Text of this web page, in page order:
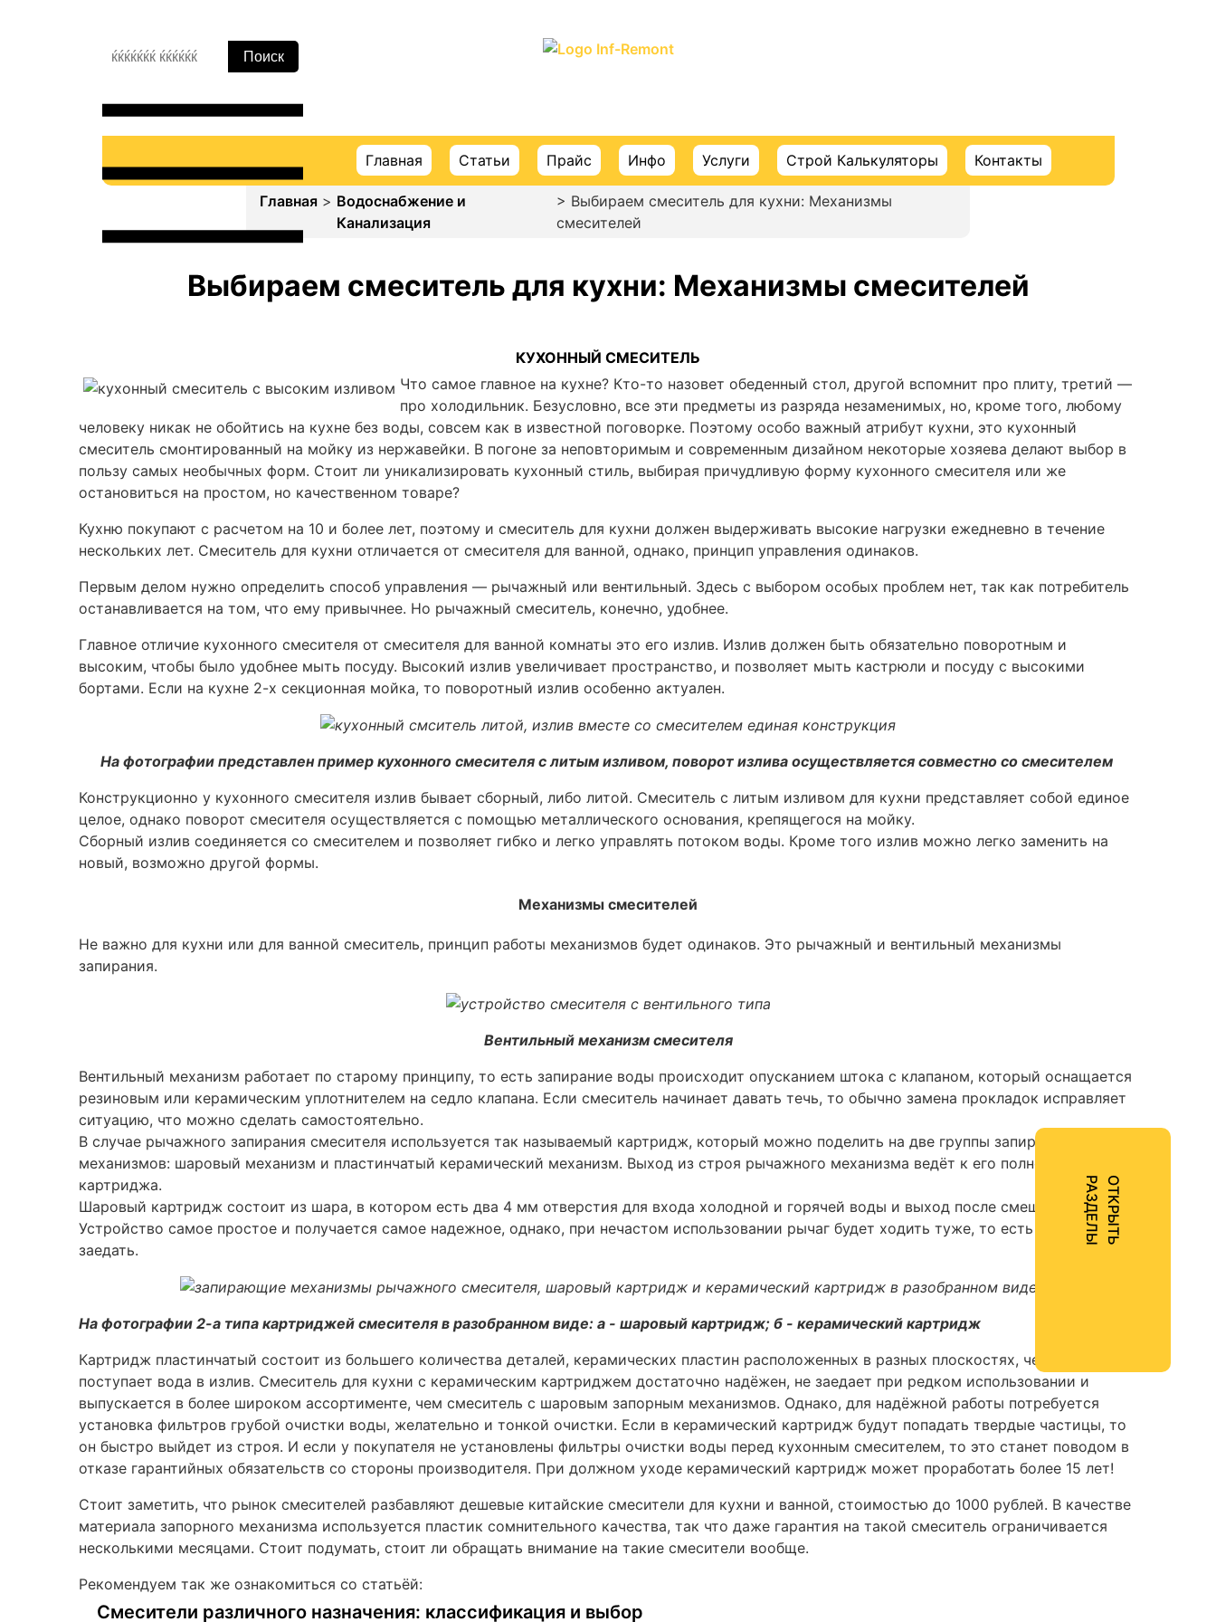
Главная Статьи Прайс Инфо Услуги Строй Калькуляторы Контакты
Главная > Водоснабжение и
Канализация
> Выбираем смеситель для кухни: Механизмы
смесителей
Выбираем смеситель для кухни: Механизмы смесителей
КУХОННЫЙ СМЕСИТЕЛЬ
Что самое главное на кухне? Кто-то назовет обеденный стол, другой вспомнит про плиту, третий —
про холодильник. Безусловно, все эти предметы из разряда незаменимых, но, кроме того, любому
человеку никак не обойтись на кухне без воды, совсем как в известной поговорке. Поэтому особо важный атрибут кухни, это кухонный
смеситель смонтированный на мойку из нержавейки. В погоне за неповторимым и современным дизайном некоторые хозяева делают выбор в
пользу самых необычных форм. Стоит ли уникализировать кухонный стиль, выбирая причудливую форму кухонного смесителя или же
остановиться на простом, но качественном товаре?
Кухню покупают с расчетом на 10 и более лет, поэтому и смеситель для кухни должен выдерживать высокие нагрузки ежедневно в течение
нескольких лет. Смеситель для кухни отличается от смесителя для ванной, однако, принцип управления одинаков.
Первым делом нужно определить способ управления — рычажный или вентильный. Здесь с выбором особых проблем нет, так как потребитель
останавливается на том, что ему привычнее. Но рычажный смеситель, конечно, удобнее.
Главное отличие кухонного смесителя от смесителя для ванной комнаты это его излив. Излив должен быть обязательно поворотным и
высоким, чтобы было удобнее мыть посуду. Высокий излив увеличивает пространство, и позволяет мыть кастрюли и посуду с высокими
бортами. Если на кухне 2-х секционная мойка, то поворотный излив особенно актуален.
На фотографии представлен пример кухонного смесителя с литым изливом, поворот излива осуществляется совместно со смесителем
Конструкционно у кухонного смесителя излив бывает сборный, либо литой. Смеситель с литым изливом для кухни представляет собой единое
целое, однако поворот смесителя осуществляется с помощью металлического основания, крепящегося на мойку.
Сборный излив соединяется со смесителем и позволяет гибко и легко управлять потоком воды. Кроме того излив можно легко заменить на
новый, возможно другой формы.
Механизмы смесителей
Не важно для кухни или для ванной смеситель, принцип работы механизмов будет одинаков. Это рычажный и вентильный механизмы
запирания.
Вентильный механизм смесителя
Вентильный механизм работает по старому принципу, то есть запирание воды происходит опусканием штока с клапаном, который оснащается
резиновым или керамическим уплотнителем на седло клапана. Если смеситель начинает давать течь, то обычно замена прокладок исправляет
ситуацию, что можно сделать самостоятельно.
В случае рычажного запирания смесителя используется так называемый картридж, который можно поделить на две группы запирающих
механизмов: шаровый механизм и пластинчатый керамический механизм. Выход из строя рычажного механизма ведёт к его полной замене
картриджа.
Шаровый картридж состоит из шара, в котором есть два 4 мм отверстия для входа холодной и горячей воды и выход после смешения.
Устройство самое простое и получается самое надежное, однако, при нечастом использовании рычаг будет ходить туже, то есть его будет
заедать.
На фотографии 2-а типа картриджей смесителя в разобранном виде: а - шаровый картридж; б - керамический картридж
Картридж пластинчатый состоит из большего количества деталей, керамических пластин расположенных в разных плоскостях, через которые
поступает вода в излив. Смеситель для кухни с керамическим картриджем достаточно надёжен, не заедает при редком использовании и
выпускается в более широком ассортименте, чем смеситель с шаровым запорным механизмов. Однако, для надёжной работы потребуется
установка фильтров грубой очистки воды, желательно и тонкой очистки. Если в керамический картридж будут попадать твердые частицы, то
он быстро выйдет из строя. И если у покупателя не установлены фильтры очистки воды перед кухонным смесителем, то это станет поводом в
отказе гарантийных обязательств со стороны производителя. При должном уходе керамический картридж может проработать более 15 лет!
Стоит заметить, что рынок смесителей разбавляют дешевые китайские смесители для кухни и ванной, стоимостью до 1000 рублей. В качестве
материала запорного механизма используется пластик сомнительного качества, так что даже гарантия на такой смеситель ограничивается
несколькими месяцами. Стоит подумать, стоит ли обращать внимание на такие смесители вообще.
Рекомендуем так же ознакомиться со статьёй:
Смесители различного назначения: классификация и выбор
О
Т
К
Р
Ы
Т
Ь
Р
А
З
Д
Е
Л
Ы